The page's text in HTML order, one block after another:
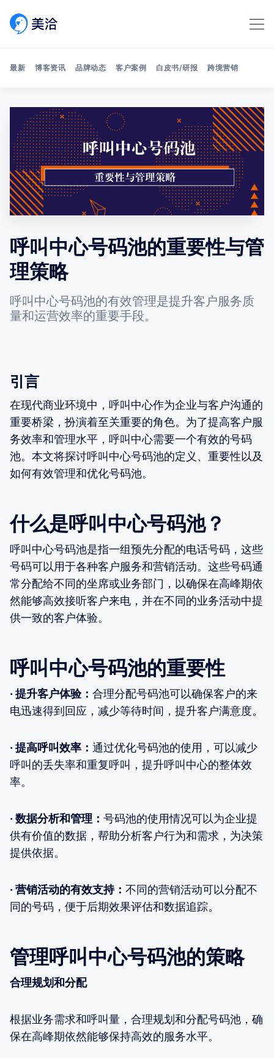
Search 美洽博客
最新 博客资讯 品牌动态 客户案例 白皮书/研报 跨境营销
呼叫中心号码池的重要性与管
理策略
呼叫中心号码池的有效管理是提升客户服务质
量和运营效率的重要手段。
引言
在现代商业环境中，呼叫中心作为企业与客户沟通的
重要桥梁，扮演着至关重要的角色。为了提高客户服
务效率和管理水平，呼叫中心需要一个有效的号码
池。本文将探讨呼叫中心号码池的定义、重要性以及
如何有效管理和优化号码池。
什么是呼叫中心号码池？
呼叫中心号码池是指一组预先分配的电话号码，这些
号码可以用于各种客户服务和营销活动。这些号码通
常分配给不同的坐席或业务部门，以确保在高峰期依
然能够高效接听客户来电，并在不同的业务活动中提
供一致的客户体验。
呼叫中心号码池的重要性
· 提升客户体验： 合理分配号码池可以确保客户的来
电迅速得到回应，减少等待时间，提升客户满意度。
· 提高呼叫效率： 通过优化号码池的使用，可以减少
呼叫的丢失率和重复呼叫，提升呼叫中心的整体效
率。
· 数据分析和管理： 号码池的使用情况可以为企业提
供有价值的数据，帮助分析客户行为和需求，为决策
提供依据。
· 营销活动的有效支持： 不同的营销活动可以分配不
同的号码，便于后期效果评估和数据追踪。
管理呼叫中心号码池的策略
合理规划和分配
根据业务需求和呼叫量，合理规划和分配号码池，确
保在高峰期依然能够保持高效的服务水平。